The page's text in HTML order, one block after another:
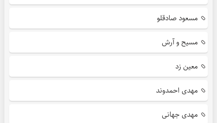
مسعود صادقلو
مسیح و آرش
معین زد
مهدی احمدوند
مهدی جهانی